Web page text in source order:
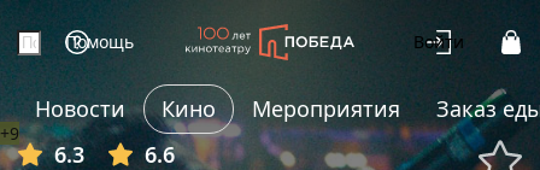
Помощь Войти
Новости Кино Мероприятия
Заказ
6.3
6.6
+9